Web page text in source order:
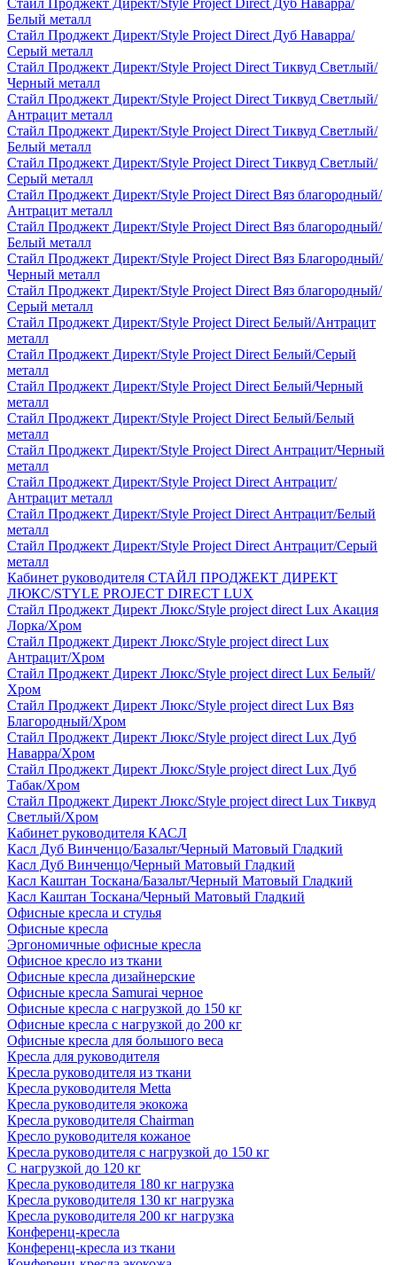
Стайл Проджект Директ/Style Project Direct Дуб Наварра/
Белый металл
Стайл Проджект Директ/Style Project Direct Дуб Наварра/
Серый металл
Стайл Проджект Директ/Style Project Direct Тиквуд Светлый/
Черный металл
Стайл Проджект Директ/Style Project Direct Тиквуд Светлый/
Антрацит металл
Стайл Проджект Директ/Style Project Direct Тиквуд Светлый/
Белый металл
Стайл Проджект Директ/Style Project Direct Тиквуд Светлый/
Серый металл
Стайл Проджект Директ/Style Project Direct Вяз благородный/
Антрацит металл
Стайл Проджект Директ/Style Project Direct Вяз благородный/
Белый металл
Стайл Проджект Директ/Style Project Direct Вяз Благородный/
Черный металл
Стайл Проджект Директ/Style Project Direct Вяз благородный/
Серый металл
Стайл Проджект Директ/Style Project Direct Белый/Антрацит
металл
Стайл Проджект Директ/Style Project Direct Белый/Серый
металл
Стайл Проджект Директ/Style Project Direct Белый/Черный
металл
Стайл Проджект Директ/Style Project Direct Белый/Белый
металл
Стайл Проджект Директ/Style Project Direct Антрацит/Черный
металл
Стайл Проджект Директ/Style Project Direct Антрацит/
Антрацит металл
Стайл Проджект Директ/Style Project Direct Антрацит/Белый
металл
Стайл Проджект Директ/Style Project Direct Антрацит/Серый
металл
Кабинет руководителя СТАЙЛ ПРОДЖЕКТ ДИРЕКТ
ЛЮКС/STYLE PROJECT DIRECT LUX
Стайл Проджект Директ Люкс/Style project direct Lux Акация
Лорка/Хром
Стайл Проджект Директ Люкс/Style project direct Lux
Антрацит/Хром
Стайл Проджект Директ Люкс/Style project direct Lux Белый/
Хром
Стайл Проджект Директ Люкс/Style project direct Lux Вяз
Благородный/Хром
Стайл Проджект Директ Люкс/Style project direct Lux Дуб
Наварра/Хром
Стайл Проджект Директ Люкс/Style project direct Lux Дуб
Табак/Хром
Стайл Проджект Директ Люкс/Style project direct Lux Тиквуд
Светлый/Хром
Кабинет руководителя КАСЛ
Касл Дуб Винченцо/Базальт/Черный Матовый Гладкий
Касл Дуб Винченцо/Черный Матовый Гладкий
Касл Каштан Тоскана/Базальт/Черный Матовый Гладкий
Касл Каштан Тоскана/Черный Матовый Гладкий
Офисные кресла и стулья
Офисные кресла
Эргономичные офисные кресла
Офисное кресло из ткани
Офисные кресла дизайнерские
Офисные кресла Samurai черное
Офисные кресла с нагрузкой до 150 кг
Офисные кресла с нагрузкой до 200 кг
Офисные кресла для большого веса
Кресла для руководителя
Кресла руководителя из ткани
Кресла руководителя Metta
Кресла руководителя экокожа
Кресла руководителя Chairman
Кресло руководителя кожаное
Кресла руководителя с нагрузкой до 150 кг
С нагрузкой до 120 кг
Кресла руководителя 180 кг нагрузка
Кресла руководителя 130 кг нагрузка
Кресла руководителя 200 кг нагрузка
Конференц-кресла
Конференц-кресла из ткани